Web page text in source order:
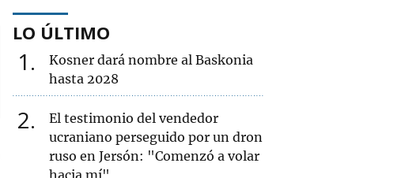
LO ÚLTIMO
1
Kosner dará nombre al Baskonia
hasta 2028
2
El testimonio del vendedor
ucraniano perseguido por un dron
ruso en Jersón: "Comenzó a volar
hacia mí"